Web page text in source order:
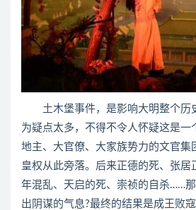
土木堡事件，是影响大明整个历
为疑点太多，不得不令人怀疑这是一
地主、大官僚、大家族势力的文官集
皇权从此旁落。后来正德的死、张居
年混乱、天启的死、崇祯的自杀……
出阴谋的气息?最终的结果是成王败